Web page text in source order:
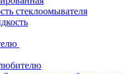
стеклоомывателя